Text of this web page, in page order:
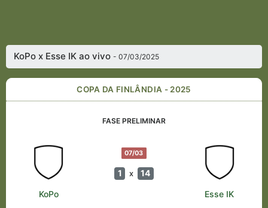
KoPo x Esse IK ao vivo- 07/03/2025
COPA DA FINLÂNDIA - 2025
FASE PRELIMINAR
07/03
1 x 14
KoPo Esse IK